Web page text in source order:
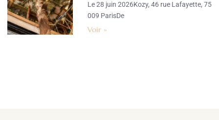
Le 28 juin 2026Kozy, 46 rue Lafayette, 75
009 ParisDe
Voir »